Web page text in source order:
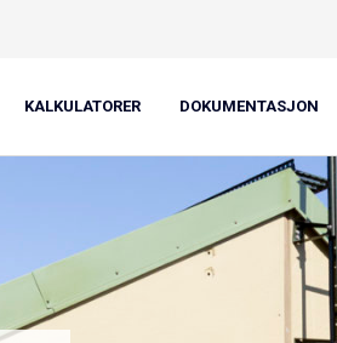
KALKULATORER DOKUMENTASJON